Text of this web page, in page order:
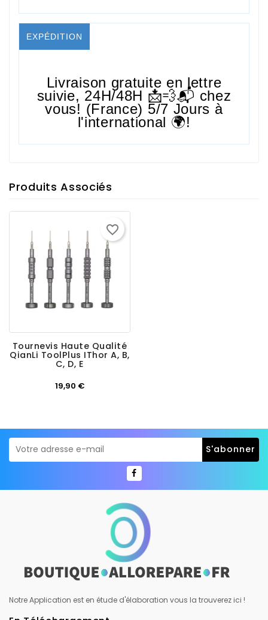
EXPÉDITION
Livraison gratuite en lettre
suivie, 24H/48H 📩💨📬 chez
vous! (France) 5/7 Jours à
l'international 🌍!
Produits Associés
Tournevis Haute Qualité
QianLi ToolPlus IThor A, B,
C, D, E
19,90 €Prix
favorite_border
Notre Application est en étude d'élaboration vous la trouverez ici !